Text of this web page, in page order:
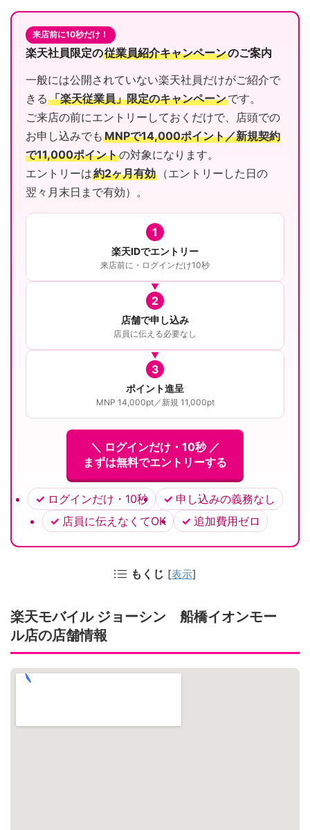
来店前に10秒だけ！
楽天社員限定の従業員紹介キャンペーンのご案内
一般には公開されていない楽天社員だけがご紹介で
きる 「楽天従業員」限定のキャンペーンです。
ご来店の前にエントリーしておくだけで、店頭での
お申し込みでも MNPで14,000ポイント／新規契約
で11,000ポイントの対象になります。
エントリーは約2ヶ月有効 （エントリーした日の
翌々月末日まで有効）。
1
楽天IDでエントリー
来店前に・ログインだけ10秒
2
店舗で申し込み
店員に伝える必要なし
3
ポイント進呈
MNP 14,000pt／新規 11,000pt
＼ ログインだけ・10秒 ／
まずは無料でエントリーする
ログインだけ・10秒
申し込みの義務なし
店員に伝えなくてOK
追加費用ゼロ
もくじ [表示]
楽天モバイル ジョーシン 船橋イオンモー
ル店の店舗情報